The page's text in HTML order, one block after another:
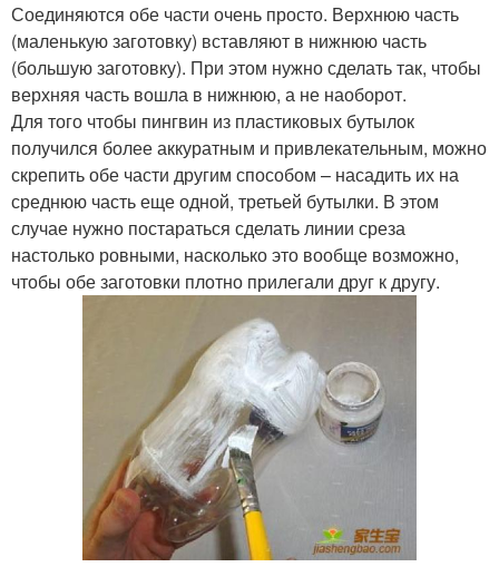
Соединяются обе части очень просто. Верхнюю часть
(маленькую заготовку) вставляют в нижнюю часть
(большую заготовку). При этом нужно сделать так, чтобы
верхняя часть вошла в нижнюю, а не наоборот.
Для того чтобы пингвин из пластиковых бутылок
получился более аккуратным и привлекательным, можно
скрепить обе части другим способом – насадить их на
среднюю часть еще одной, третьей бутылки. В этом
случае нужно постараться сделать линии среза
настолько ровными, насколько это вообще возможно,
чтобы обе заготовки плотно прилегали друг к другу.